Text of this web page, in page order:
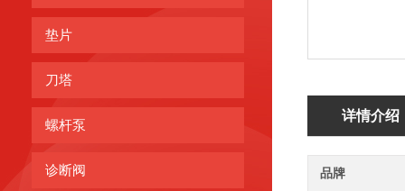
垫片
刀塔
螺杆泵
诊断阀
详情介绍
品牌